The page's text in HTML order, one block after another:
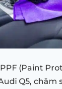
(Paint
Q5, chăm